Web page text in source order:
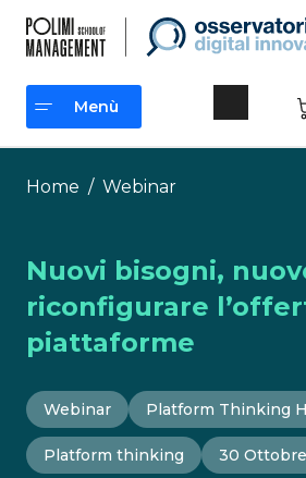
contenuto
Menù
Menù
Home / Webinar
Nuovi bisogni,
riconfigurare
piattaforme
Webinar Platform Thinking
Platform thinking 30